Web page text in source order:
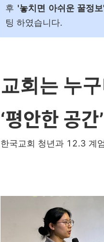
후 '놓치면 아쉬운 꿀정보'
팅 하였습니다.
교회는 누
‘평안한 공간’
한국교회 청년과 12.3 계